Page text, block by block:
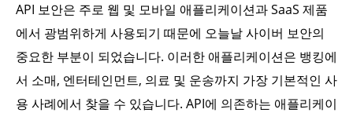
API 보안은 주로 웹 및 모바일 애플리케이션과 SaaS 제품
에서 광범위하게 사용되기 때문에 오늘날 사이버 보안의
중요한 부분이 되었습니다. 이러한 애플리케이션은 뱅킹에
서 소매, 엔터테인먼트, 의료 및 운송까지 가장 기본적인 사
용 사례에서 찾을 수 있습니다. API에 의존하는 애플리케이